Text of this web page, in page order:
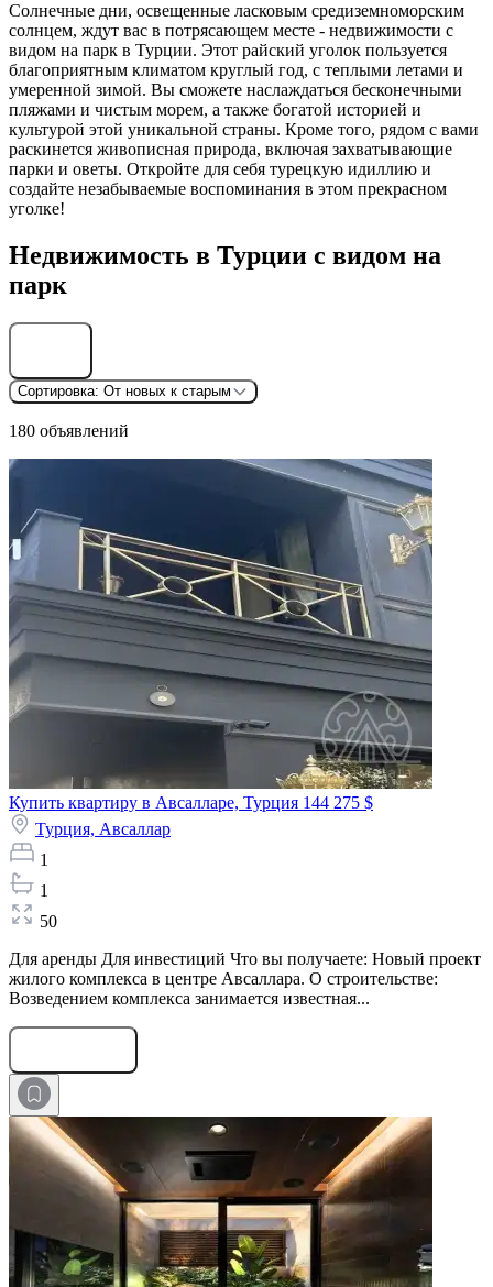
Солнечные дни, освещенные ласковым средиземноморским
солнцем, ждут вас в потрясающем месте - недвижимости с
видом на парк в Турции. Этот райский уголок пользуется
благоприятным климатом круглый год, с теплыми летами и
умеренной зимой. Вы сможете наслаждаться бесконечными
пляжами и чистым морем, а также богатой историей и
культурой этой уникальной страны. Кроме того, рядом с вами
раскинется живописная природа, включая захватывающие
парки и оветы. Откройте для себя турецкую идиллию и
создайте незабываемые воспоминания в этом прекрасном
уголке!
Недвижимость в Турции с видом на
парк
Сортировка: От новых к старым
180 объявлений
Купить квартиру в Авсалларе, Турция 144 275 $
Турция, Авсаллар
1
1
50
Для аренды Для инвестиций Что вы получаете: Новый проект
жилого комплекса в центре Авсаллара. О строительстве:
Возведением комплекса занимается известная...